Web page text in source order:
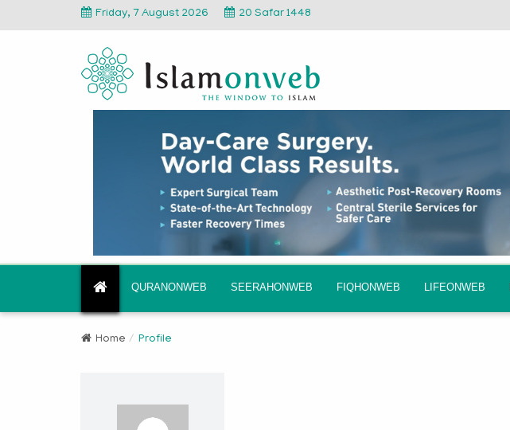
Friday, 7 August 2026 20 Safar 1448
QURANONWEB SEERAHONWEB FIQHONWEB LIFEONWEB
Home Profile